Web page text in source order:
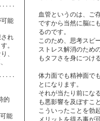
血管というのは、ご
ですから当然に脳に
るのです。
このため、思考スピ
ストレス解消のため
もタフさを身につけ
体力面でも精神面で
とになります。
それが当たり前にな
も悪影響を及ぼすこ
こういったことを勃
メリットを得る事が
能
れ
。
、
的
能